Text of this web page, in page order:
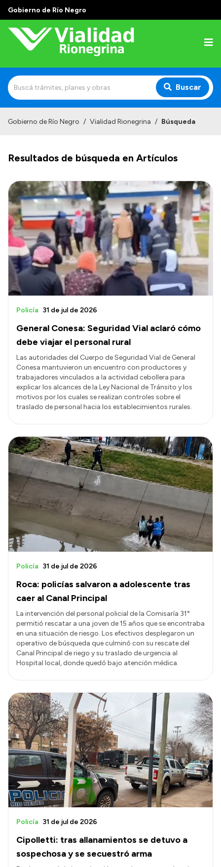
Gobierno de Río Negro
Buscar
Funciones
Autoridades
Delegaciones
Normativa
Historia Vial
Mi Vial
Recibos de sueldo
Correo oficial
Gobierno de Río Negro / Vialidad Rionegrina / Búsqueda
Resultados de búsqueda en Artículos
General Conesa: Seguridad Vial aclaró cómo
debe viajar el personal rural
Policía 31 de jul de 2026
Las autoridades del Cuerpo de Seguridad Vial de General
Conesa mantuvieron un encuentro con productores y
trabajadores vinculados a la actividad cebollera para
explicar los alcances de la Ley Nacional de Tránsito y los
motivos por los cuales se realizan controles sobre el
traslado de personal hacia los establecimientos rurales.
Roca: policías salvaron a adolescente tras
caer al Canal Principal
Policía 31 de jul de 2026
La intervención del personal policial de la Comisaría 31°
permitió rescatar a una joven de 15 años que se encontraba
en una situación de riesgo. Los efectivos desplegaron un
operativo de búsqueda que culminó con su rescate del
Canal Principal de riego y su traslado de urgencia al
Hospital local, donde quedó bajo atención médica.
Cipolletti: tras allanamientos se detuvo a
sospechosa y se secuestró arma
Policía 31 de jul de 2026